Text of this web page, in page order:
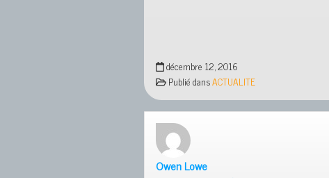
décembre 12, 2016
Publié dansACTUALITE
Owen Lowe